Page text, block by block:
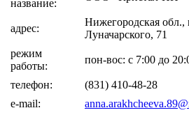
название:
адрес:
Нижегородская обл.,
Луначарского, 71
режим
работы:
пон-вос: с 7:00 до
телефон:
(831) 410-48-28
e-mail: